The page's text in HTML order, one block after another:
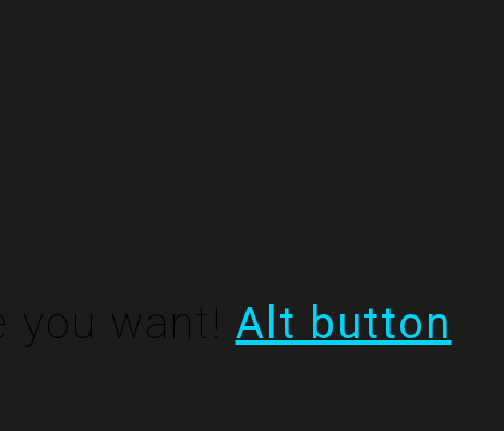
you want! Alt button